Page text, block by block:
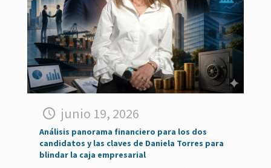
junio 19, 2026
Análisis panorama financiero para los dos
candidatos y las claves de Daniela Torres para
blindar la caja empresarial